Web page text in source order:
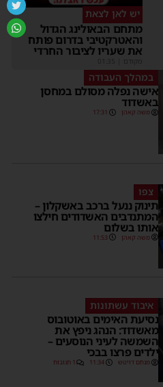
יש לאן לצאת
מתחם הבאולינג הגדול
והאטרקטיבי בדרום פותח
את שעריו לציבור החרדי
מקודם
במהלך העבודה
אישה נפלה מסולם במחסן
באשדוד
משה קאהן 17:31
צפו
תינוק ננעל ברכב באשקלון –
המתנדבים האשדודים חילצו
אותו בשלום
משה קאהן 11:53
איבוד עשתונות
נסיעת האימים באוטובוס
מאשדוד: הנהג ניפץ את
השמשה לעיני הנוסעים –
ילדים פרצו בבכי
מנחם דויטש 11:34 1 תגובות